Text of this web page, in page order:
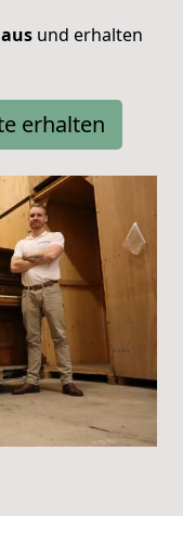
und erhalten
erhalten